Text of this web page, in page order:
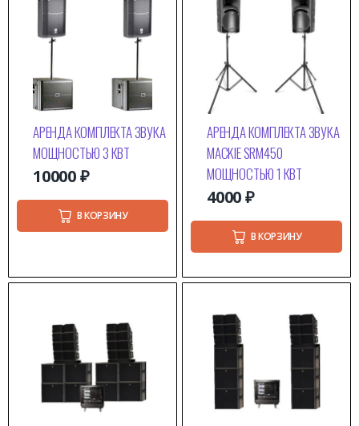
АРЕНДА КОМПЛЕКТА ЗВУКА
МОЩНОСТЬЮ 3 КВТ
10000₽
В КОРЗИНУ
АРЕНДА КОМПЛЕКТА ЗВУКА
MACKIE SRM450
МОЩНОСТЬЮ 1 КВТ
4000₽
В КОРЗИНУ